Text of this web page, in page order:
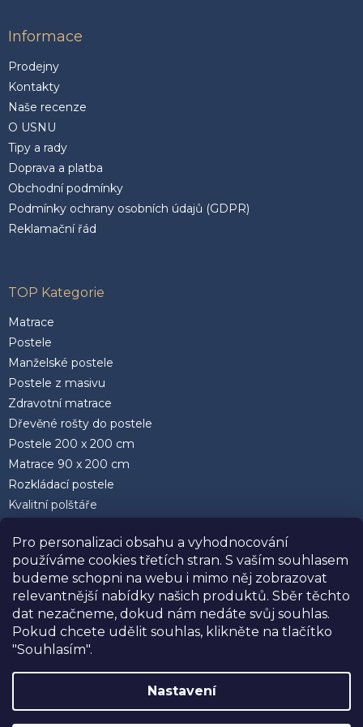
Pro personalizaci obsahu a vyhodnocování
používáme cookies třetích stran. S vaším souhlasem
budeme schopni na webu i mimo něj zobrazovat
relevantnější nabídky našich produktů. Sběr těchto
dat nezačneme, dokud nám nedáte svůj souhlas.
Pokud chcete udělit souhlas, klikněte na tlačítko
"Souhlasím".
Nastavení
Informace
Prodejny
Kontakty
Naše recenze
O USNU
Tipy a rady
Doprava a platba
Obchodní podmínky
Podmínky ochrany osobních údajů (GDPR)
Reklamační řád
TOP Kategorie
Matrace
Postele
Manželské postele
Postele z masivu
Zdravotní matrace
Dřevěné rošty do postele
Postele 200 x 200 cm
Matrace 90 x 200 cm
Rozkládací postele
Kvalitní polštáře
Facebook